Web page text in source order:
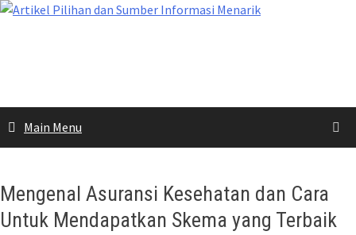
Skip
Main Menu
Mengenal Asuransi Kesehatan dan Cara
Untuk Mendapatkan Skema yang Terbaik